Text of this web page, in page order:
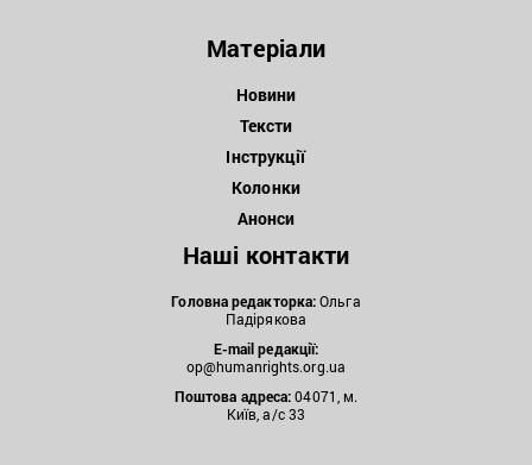
Матеріали
Новини
Тексти
Інструкції
Колонки
Анонси
Наші контакти
Головна редакторка:Ольга
Падірякова
E-mail редакції:
op@humanrights.org.ua
Поштова адреса:04071, м.
Київ, а/с 33